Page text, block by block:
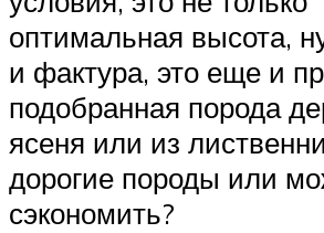
оптимальная высота,
и фактура, это еще и
подобранная порода
ясеня или из
дорогие породы или
сэкономить?